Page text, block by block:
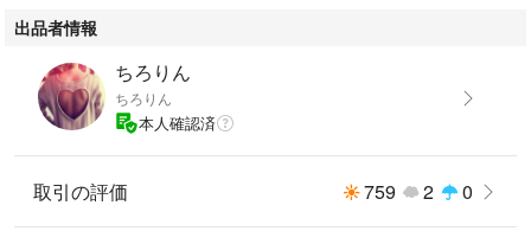
シャンプー 500ml ⇒ 4,400円
髪質ノーマル、ダメージ、くせ毛、縮毛
仕上がりさらさら
特徴保湿・トリートメント、ダメージケア、プロ・サロン用
出品者情報
ちろりん
ちろりん
本人確認済
取引の評価 759 2 0